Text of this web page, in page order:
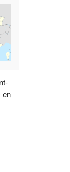
en